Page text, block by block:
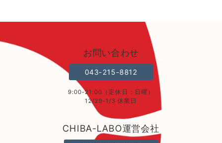
お問い合わせ
043-215-8812
9:00-21:00（定休日：日曜）
12/29-1/3 休業日
CHIBA-LABO運営会社